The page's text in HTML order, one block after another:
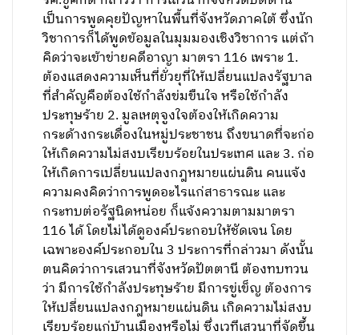
เป็นการพูดคุยปัญหาในพื้นที่จังหวัดภาคใต้ ซึ่งนัก
วิชาการก็ได้พูดข้อมูลในมุมมองเชิงวิชาการ แต่ถ้า
คิดว่าจะเข้าข่ายคดีอาญา มาตรา 116 เพราะ 1.
ต้องแสดงความเห็นที่ยั่วยุที่ให้เปลี่ยนแปลงรัฐบาล
ที่สำคัญคือต้องใช้กำลังข่มขืนใจ หรือใช้กำลัง
ประทุษร้าย 2. มูลเหตุจูงใจต้องให้เกิดความ
กระด้างกระเดื่องในหมู่ประชาชน ถึงขนาดที่จะก่อ
ให้เกิดความไม่สงบเรียบร้อยในประเทศ และ 3. ก่อ
ให้เกิดการเปลี่ยนแปลงกฎหมายแผ่นดิน คนแจ้ง
ความคงคิดว่าการพูดอะไรแก่สาธารณะ และ
กระทบต่อรัฐนิดหน่อย ก็แจ้งความตามมาตรา
116 ได้ โดยไม่ได้ดูองค์ประกอบให้ชัดเจน โดย
เฉพาะองค์ประกอบใน 3 ประการที่กล่าวมา ดังนั้น
ตนคิดว่าการเสวนาที่จังหวัดปัตตานี ต้องทบทวน
ว่า มีการใช้กำลังประทุษร้าย มีการขู่เข็ญ ต้องการ
ให้เปลี่ยนแปลงกฎหมายแผ่นดิน เกิดความไม่สงบ
เรียบร้อยแก่บ้านเมืองหรือไม่ ซึ่งเวทีเสวนาที่จัดขึ้น